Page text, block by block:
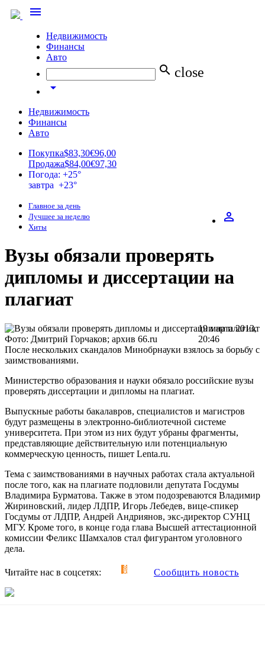
menu
Недвижимость
Финансы
Авто
search close
arrow_drop_down
Недвижимость
Финансы
Авто
Покупка$83,30€96,00
Продажа$84,00€97,30
Погода: +25°
завтра +23°
perm_identity
Главное за день
Лучшее за неделю
Хиты
Вузы обязали проверять
дипломы и диссертации на
плагиат
19 марта 2013,
20:46
Фото: Дмитрий Горчаков; архив 66.ru
После нескольких скандалов Минобрнауки взялось за борьбу с
заимствованиями.
Министерство образования и науки обязало российские вузы
проверять диссертации и дипломы на плагиат.
Выпускные работы бакалавров, специалистов и магистров
будут размещены в электронно-библиотечной системе
университета. При этом из них будут убраны фрагменты,
представляющие действительную или потенциальную
коммерческую ценность, пишет Lenta.ru.
Тема с заимствованиями в научных работах стала актуальной
после того, как на плагиате подловили депутата Госдумы
Владимира Бурматова. Также в этом подозреваются Владимир
Жириновский, лидер ЛДПР, Игорь Лебедев, вице-спикер
Госдумы от ЛДПР, Андрей Андриянов, экс-директор СУНЦ
МГУ. Кроме того, в конце года глава Высшей аттестационной
комиссии Феликс Шамхалов стал фигурантом уголовного
дела.
Читайте нас в соцсетях: Сообщить новость